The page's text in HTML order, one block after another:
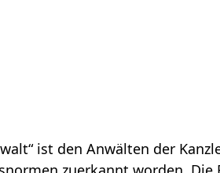
ist den Anwälten der